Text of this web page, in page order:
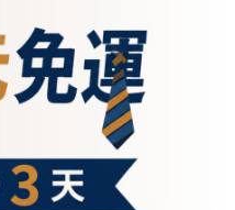
真皮多夾層經典斜背包-四色
(5242)
NT$6,500
看其他 1 個選項